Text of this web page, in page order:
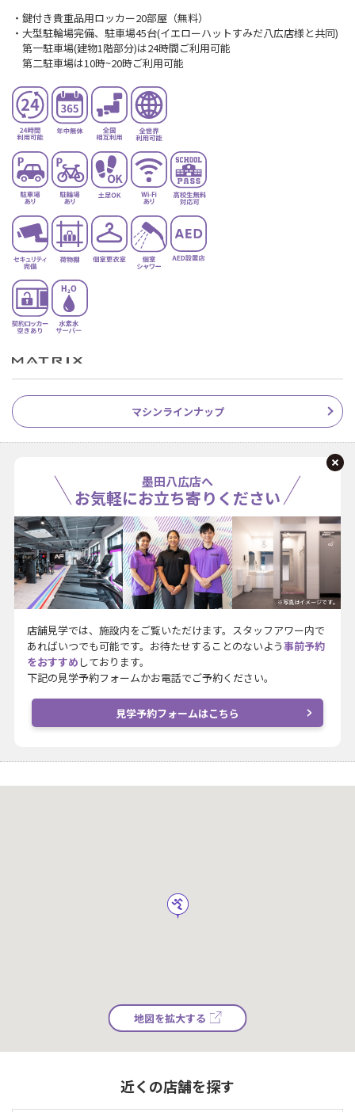
・鍵付き貴重品用ロッカー20部屋（無料）
・大型駐輪場完備、駐車場45台(イエローハットすみだ八広店様と共同)
第一駐車場(建物1階部分)は24時間ご利用可能
第二駐車場は10時~20時ご利用可能
マシンラインナップ
墨田八広店へ
お気軽にお立ち寄りください
※写真はイメージです。
店舗見学では、施設内をご覧いただけます。スタッフアワー内で
あればいつでも可能です。お待たせすることのないよう事前予約
をおすすめ しております。
下記の見学予約フォームかお電話でご予約ください。
見学予約フォームはこちら
地図を拡大する
近くの店舗を探す